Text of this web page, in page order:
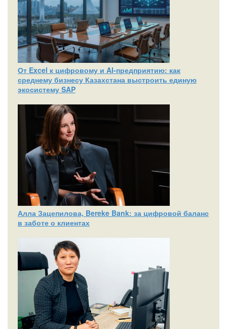
От Excel к цифровому и AI‑предприятию: как
среднему бизнесу Казахстана выстроить единую
экосистему SAP
Алла Зацепилова, Bereke Bank: за цифровой баланс
в заботе о клиентах